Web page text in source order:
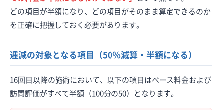
どの項目が半額になり、どの項目がそのまま算定できるのか
を正確に把握しておく必要があります。
逓減の対象となる項目（50％減算・半額になる）
16回目以降の施術において、以下の項目はベース料金および
訪問評価がすべて半額（100分の50）となります。